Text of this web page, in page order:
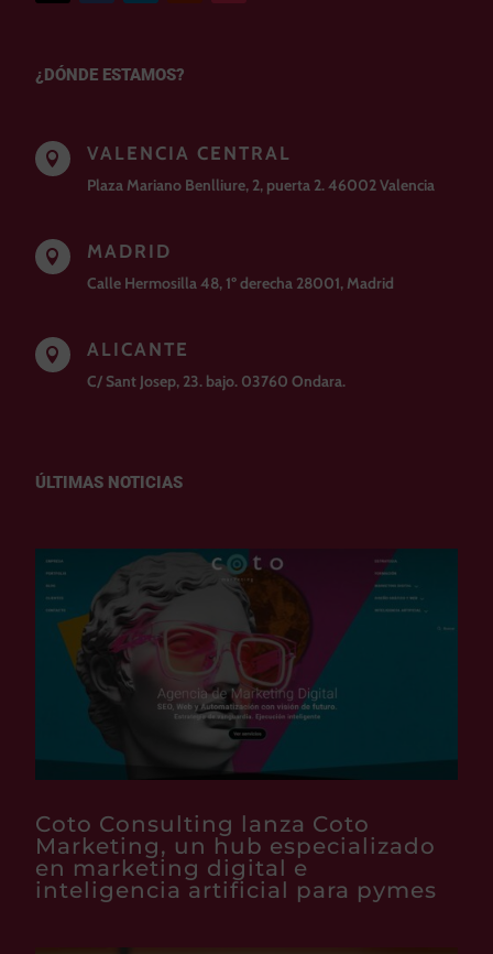
¿DÓNDE ESTAMOS?
 VALENCIA CENTRAL
Plaza Mariano Benlliure, 2, puerta 2. 46002 Valencia
 MADRID
Calle Hermosilla 48, 1º derecha 28001, Madrid
 ALICANTE
C/ Sant Josep, 23. bajo. 03760 Ondara.
ÚLTIMAS NOTICIAS
Coto Consulting lanza Coto
Marketing, un hub especializado
en marketing digital e
inteligencia artificial para pymes